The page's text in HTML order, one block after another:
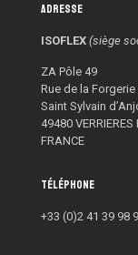
Adresse
ISOFLEX (siège
ZA Pôle 49
Rue de la Forgerie
Saint Sylvain
49480
FRANCE
Téléphone
+33 (0)2 41 39 98